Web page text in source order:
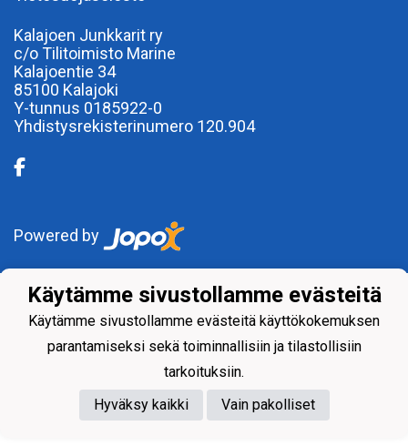
Kalajoen Junkkarit ry
c/o Tilitoimisto Marine
Kalajoentie 34
85100 Kalajoki
Y-tunnus 0185922-0
Yhdistysrekisterinumero 120.904
Powered by
Käytämme sivustollamme evästeitä
Käytämme sivustollamme evästeitä käyttökokemuksen
parantamiseksi sekä toiminnallisiin ja tilastollisiin
tarkoituksiin.
Hyväksy kaikki
Vain pakolliset